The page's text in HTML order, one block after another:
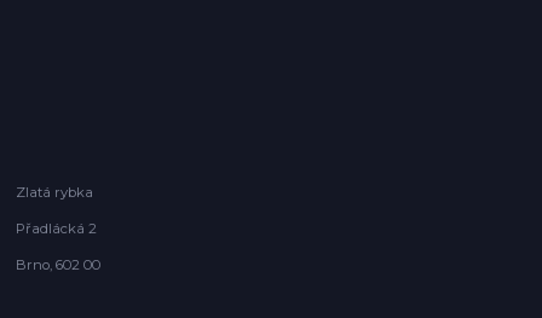
Zlatá rybka
Přadlácká 2
Brno, 602 00